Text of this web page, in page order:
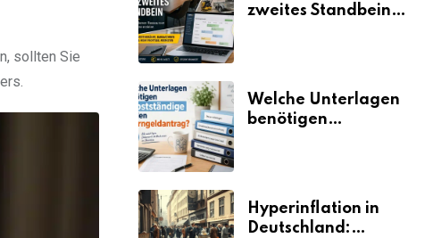
sollten Sie
zweites Standbein:
Umsätze machen
Welche Unterlagen
benötigen
Hyperinflation in
Deutschland: